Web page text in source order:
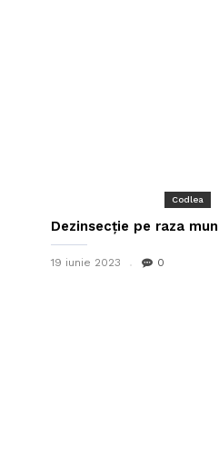
Codlea
Dezinsecție pe raza
19 iunie 2023 0